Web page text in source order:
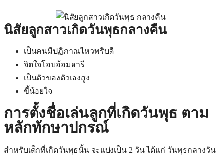
นิสัยลูกสาวเกิดวันพุธกลางคืน
เป็นคนมีปฏิภาณไหวพริบดี
จิตใจโอบอ้อมอารี
เป็นตัวของตัวเองสูง
ขี้น้อยใจ
การตั้งชื่อเล่นลูกที่เกิดวันพุธ ตาม
หลักทักษาปกรณ์
สำหรับเด็กที่เกิดวันพุธนั้น จะแบ่งเป็น 2 วัน ได้แก่ วันพุธกลางวัน